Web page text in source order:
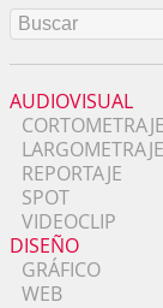
AUDIOVISUAL
CORTOMETRAJE
LARGOMETRAJE
REPORTAJE
SPOT
VIDEOCLIP
DISEÑO
GRÁFICO
WEB